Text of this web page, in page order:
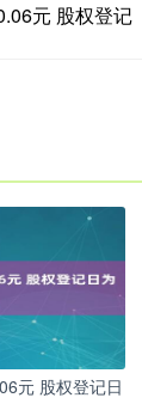
元 股权登记
元 股权登记日